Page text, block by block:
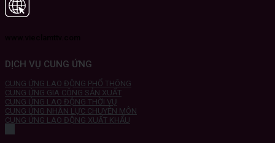
DỊCH VỤ CUNG ỨNG
CUNG ỨNG LAO ĐỘNG PHỔ THÔNG
CUNG ỨNG GIA CÔNG SẢN XUẤT
CUNG ỨNG LAO ĐỘNG THỜI VỤ
CUNG ỨNG NHÂN LỰC CHUYÊN MÔN
CUNG ỨNG LAO ĐỘNG XUẤT KHẨU